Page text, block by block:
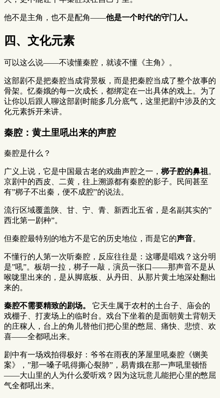
他不是主角，也不是配角——他是一个时代的守门人。
四、文化元素
可以这么说——不读懂秦腔，就读不懂《主角》。
这部剧不是把秦腔当成背景板，而是把秦腔当成了整个故事的
骨架。忆秦娥的每一次成长，都绑定在一出具体的戏上。为了
让你以后跟人聊这部剧时能多几分底气，这里把剧中涉及的文
化元素拆开来讲。
秦腔：黄土里吼出来的声腔
秦腔是什么？
广义上说，它是中国最古老的戏曲声腔之一， 梆子腔的鼻祖 。
京剧中的西皮、二黄，往上溯源都有秦腔的影子。民间甚至
有”梆子不出秦，便不成腔”的说法。
流行区域覆盖陕、甘、宁、青、新西北五省，是名副其实的”
西北第一剧种”。
但秦腔最特别的地方不是它的历史地位，而是它的声音。
不懂行的人第一次听秦腔，反应往往是：这哪是唱戏？这分明
是”吼”。板胡一拉，梆子一敲，演员一张口——那声音不是从
喉咙里出来的，是从脚底板、从丹田、从那片黄土地深处翻出
来的。
秦腔不需要精致的剧场。
它天生属于农村的土台子、庙会的
戏棚子、打麦场上的临时台。戏台下坐着的是面朝黄土背朝天
的庄稼人，台上的角儿替他们把心里的憋屈、痛快、悲愤、欢
喜——全都吼出来。
剧中有一场戏拍得极好：爷爷在雨夜的茅屋里吼秦腔《铡美
案》，”那一嗓子吼得撕心裂肺”，易青娥在那一声吼里顿悟
——大山里的人为什么爱听戏？因为这玩意儿能把心里的憋屈
气全都吼出来。